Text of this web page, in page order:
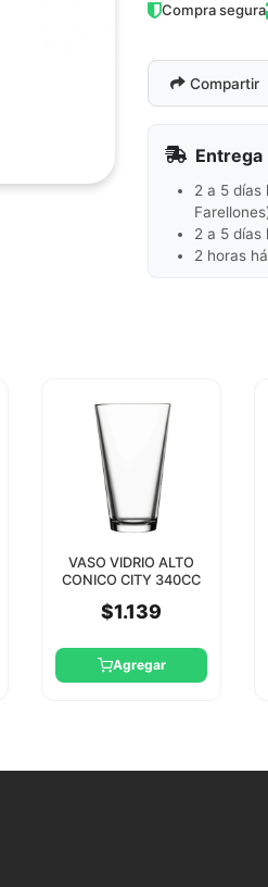
Compra segura
Compartir
Entrega
2 a 5 días
2 a 5 días
2 horas
VASO VIDRIO ALTO
CONICO CITY 340CC
$1.139
Agregar